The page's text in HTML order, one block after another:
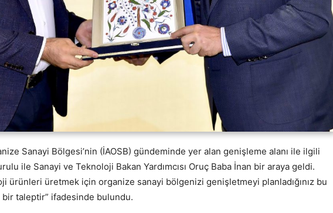
Sanayi Bölgesi’nin (İAOSB) gündeminde yer alan genişleme alanı ile ilgili
ile Sanayi ve Teknoloji Bakan Yardımcısı Oruç Baba İnan bir araya geldi.
ürünleri üretmek için organize sanayi bölgenizi genişletmeyi planladığınız bu
bir taleptir” ifadesinde bulundu.